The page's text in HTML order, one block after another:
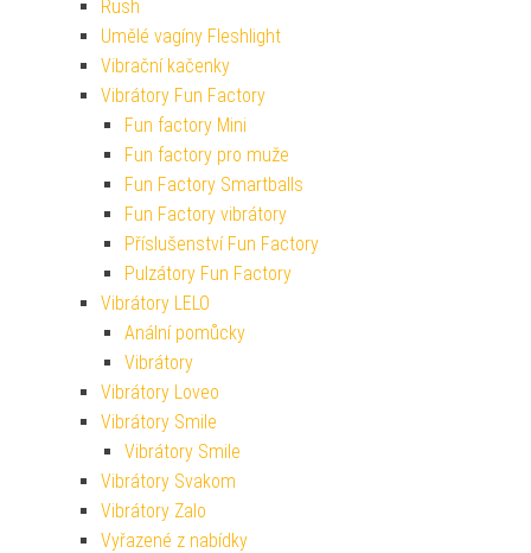
Rush
Umělé vagíny Fleshlight
Vibrační kačenky
Vibrátory Fun Factory
Fun factory Mini
Fun factory pro muže
Fun Factory Smartballs
Fun Factory vibrátory
Příslušenství Fun Factory
Pulzátory Fun Factory
Vibrátory LELO
Anální pomůcky
Vibrátory
Vibrátory Loveo
Vibrátory Smile
Vibrátory Smile
Vibrátory Svakom
Vibrátory Zalo
Vyřazené z nabídky